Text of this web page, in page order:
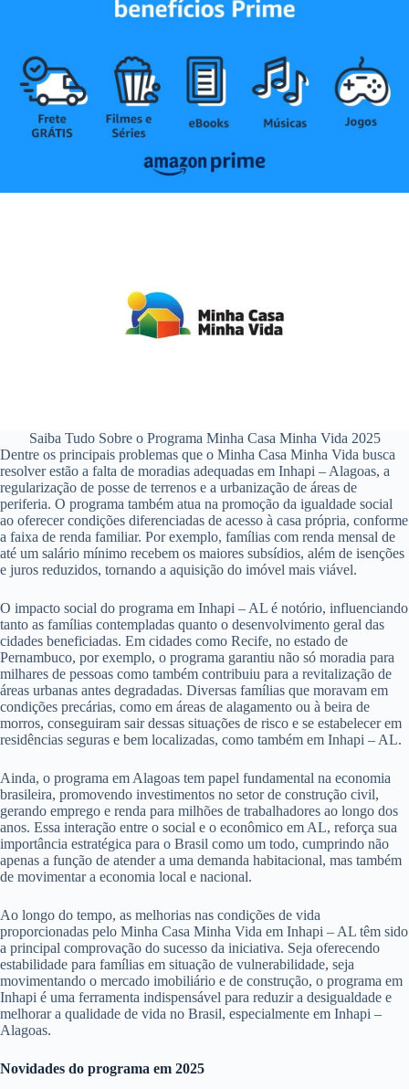
Saiba Tudo Sobre o Programa Minha Casa Minha Vida 2025
Dentre os principais problemas que o Minha Casa Minha Vida busca
resolver estão a falta de moradias adequadas em Inhapi – Alagoas, a
regularização de posse de terrenos e a urbanização de áreas de
periferia. O programa também atua na promoção da igualdade social
ao oferecer condições diferenciadas de acesso à casa própria, conforme
a faixa de renda familiar. Por exemplo, famílias com renda mensal de
até um salário mínimo recebem os maiores subsídios, além de isenções
e juros reduzidos, tornando a aquisição do imóvel mais viável.
O impacto social do programa em Inhapi – AL é notório, influenciando
tanto as famílias contempladas quanto o desenvolvimento geral das
cidades beneficiadas. Em cidades como Recife, no estado de
Pernambuco, por exemplo, o programa garantiu não só moradia para
milhares de pessoas como também contribuiu para a revitalização de
áreas urbanas antes degradadas. Diversas famílias que moravam em
condições precárias, como em áreas de alagamento ou à beira de
morros, conseguiram sair dessas situações de risco e se estabelecer em
residências seguras e bem localizadas, como também em Inhapi – AL.
Ainda, o programa em Alagoas tem papel fundamental na economia
brasileira, promovendo investimentos no setor de construção civil,
gerando emprego e renda para milhões de trabalhadores ao longo dos
anos. Essa interação entre o social e o econômico em AL, reforça sua
importância estratégica para o Brasil como um todo, cumprindo não
apenas a função de atender a uma demanda habitacional, mas também
de movimentar a economia local e nacional.
Ao longo do tempo, as melhorias nas condições de vida
proporcionadas pelo Minha Casa Minha Vida em Inhapi – AL têm sido
a principal comprovação do sucesso da iniciativa. Seja oferecendo
estabilidade para famílias em situação de vulnerabilidade, seja
movimentando o mercado imobiliário e de construção, o programa em
Inhapi é uma ferramenta indispensável para reduzir a desigualdade e
melhorar a qualidade de vida no Brasil, especialmente em Inhapi –
Alagoas.
Novidades do programa em 2025